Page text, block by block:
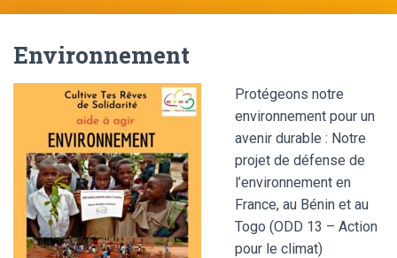
Environnement
Protégeons notre
environnement pour un
avenir durable : Notre
projet de défense de
l’environnement en
France, au Bénin et au
Togo (ODD 13 – Action
pour le climat)